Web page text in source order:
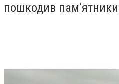
пошкодив